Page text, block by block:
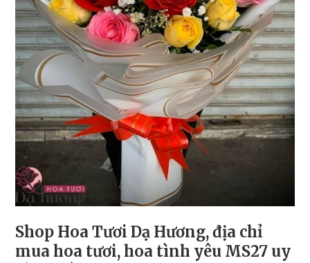
Shop Hoa Tươi Dạ Hương, địa chỉ
mua hoa tươi, hoa tình yêu MS27 uy